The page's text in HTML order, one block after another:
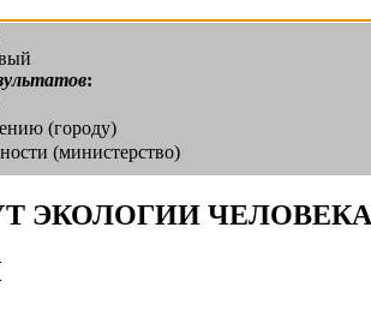
:
(городу)
(министерство)
ЭКОЛОГИИ ЧЕЛОВЕКА